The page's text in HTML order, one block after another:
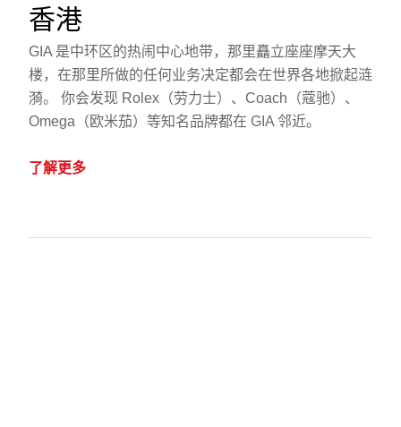
香港
GIA 是中环区的热闹中心地带，那里矗立座座摩天大
楼，在那里所做的任何业务决定都会在世界各地掀起涟
漪。 你会发现 Rolex（劳力士）、Coach（蔻驰）、
Omega（欧米茄）等知名品牌都在 GIA 邻近。
了解更多